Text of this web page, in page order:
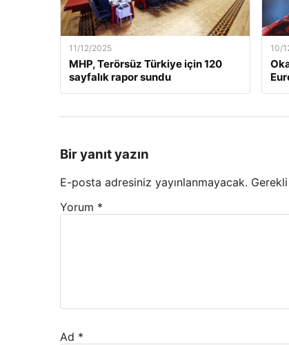
11/12/2025
MHP, Terörsüz Türkiye için 120
sayfalık rapor sundu
10/
Bir yanıt yazın
E-posta adresiniz yayınlanmayacak.
Yorum *
Ad *